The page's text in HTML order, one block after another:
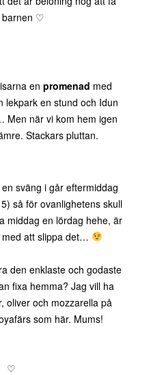
barnen ♡
en promenad med
lekpark en stund och Idun
Men när vi kom hem igen
Stackars pluttan.
sväng i går eftermiddag
så för ovanlighetens skull
middag en lördag hehe, är
att slippa det…
den enklaste och godaste
fixa hemma? Jag vill ha
oliver och mozzarella på
som här. Mums!
♡